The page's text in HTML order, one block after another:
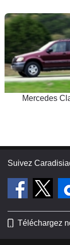
Mercedes
Suivez
Téléchargez